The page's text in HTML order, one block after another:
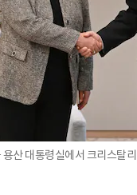
산 대통령실에서 크리스탈